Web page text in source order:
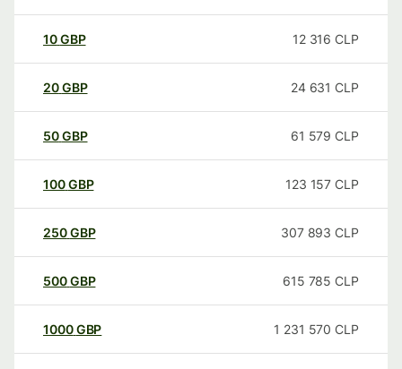
10GBP 12 316 CLP
20GBP 24 631 CLP
50GBP 61 579 CLP
100GBP 123 157 CLP
250GBP 307 893 CLP
500GBP 615 785 CLP
1000GBP 1 231 570 CLP